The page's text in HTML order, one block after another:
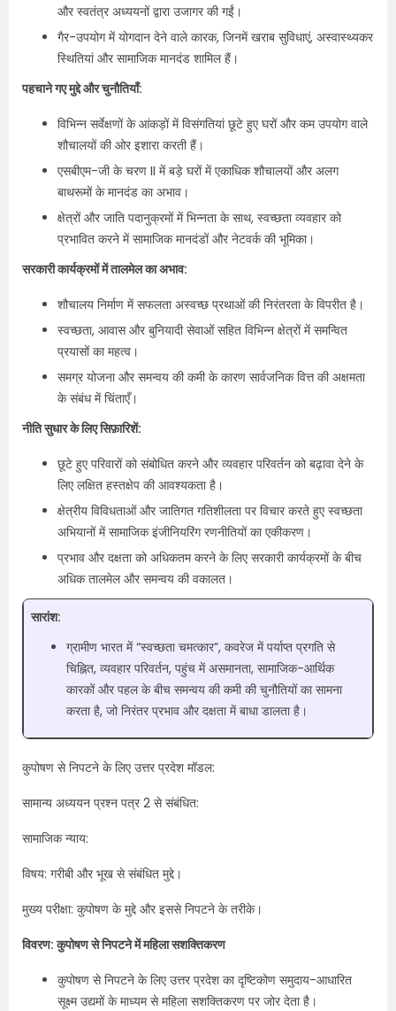
और स्वतंत्र अध्ययनों द्वारा उजागर की गईं।
गैर-उपयोग में योगदान देने वाले कारक, जिनमें खराब सुविधाएं, अस्वास्थ्यकर
स्थितियां और सामाजिक मानदंड शामिल हैं।
पहचाने गए मुद्दे और चुनौतियाँ:
विभिन्न सर्वेक्षणों के आंकड़ों में विसंगतियां छूटे हुए घरों और कम उपयोग वाले
शौचालयों की ओर इशारा करती हैं।
एसबीएम-जी के चरण II में बड़े घरों में एकाधिक शौचालयों और अलग
बाथरूमों के मानदंड का अभाव।
क्षेत्रों और जाति पदानुक्रमों में भिन्नता के साथ, स्वच्छता व्यवहार को
प्रभावित करने में सामाजिक मानदंडों और नेटवर्क की भूमिका।
सरकारी कार्यक्रमों में तालमेल का अभाव:
शौचालय निर्माण में सफलता अस्वच्छ प्रथाओं की निरंतरता के विपरीत है।
स्वच्छता, आवास और बुनियादी सेवाओं सहित विभिन्न क्षेत्रों में समन्वित
प्रयासों का महत्व।
समग्र योजना और समन्वय की कमी के कारण सार्वजनिक वित्त की अक्षमता
के संबंध में चिंताएँ।
नीति सुधार के लिए सिफ़ारिशें:
छूटे हुए परिवारों को संबोधित करने और व्यवहार परिवर्तन को बढ़ावा देने के
लिए लक्षित हस्तक्षेप की आवश्यकता है।
क्षेत्रीय विविधताओं और जातिगत गतिशीलता पर विचार करते हुए स्वच्छता
अभियानों में सामाजिक इंजीनियरिंग रणनीतियों का एकीकरण।
प्रभाव और दक्षता को अधिकतम करने के लिए सरकारी कार्यक्रमों के बीच
अधिक तालमेल और समन्वय की वकालत।
सारांश:
ग्रामीण भारत में “स्वच्छता चमत्कार”, कवरेज में पर्याप्त प्रगति से
चिह्नित, व्यवहार परिवर्तन, पहुंच में असमानता, सामाजिक-आर्थिक
कारकों और पहल के बीच समन्वय की कमी की चुनौतियों का सामना
करता है, जो निरंतर प्रभाव और दक्षता में बाधा डालता है।
कुपोषण से निपटने के लिए उत्तर प्रदेश मॉडल:
सामान्य अध्ययन प्रश्न पत्र 2 से संबंधित:
सामाजिक न्याय:
विषय: गरीबी और भूख से संबंधित मुद्दे।
मुख्य परीक्षा: कुपोषण के मुद्दे और इससे निपटने के तरीके।
विवरण: कुपोषण से निपटने में महिला सशक्तिकरण
कुपोषण से निपटने के लिए उत्तर प्रदेश का दृष्टिकोण समुदाय-आधारित
सूक्ष्म उद्यमों के माध्यम से महिला सशक्तिकरण पर जोर देता है।